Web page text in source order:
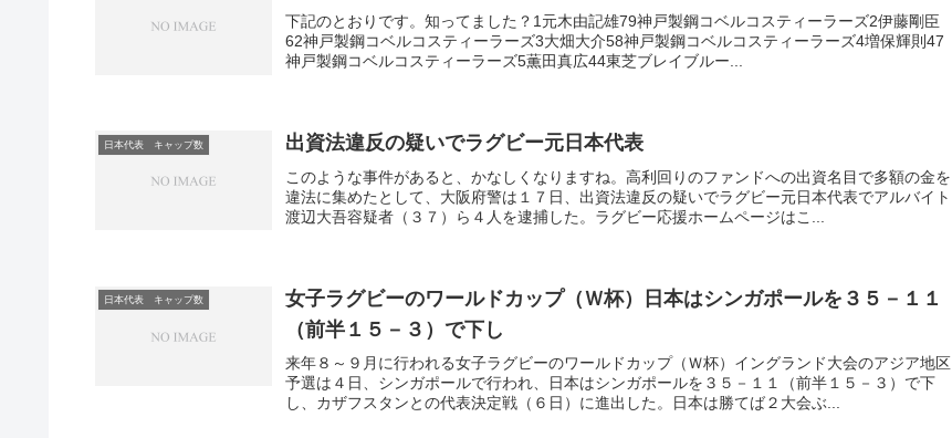
下記のとおりです。知ってました？1元木由記雄79神戸製鋼コベルコスティーラーズ2伊藤剛臣
62神戸製鋼コベルコスティーラーズ3大畑大介58神戸製鋼コベルコスティーラーズ4増保輝則47
神戸製鋼コベルコスティーラーズ5薫田真広44東芝ブレイブルー...
日本代表 キャップ数 出資法違反の疑いでラグビー元日本代表
このような事件があると、かなしくなりますね。高利回りのファンドへの出資名目で多額の金を
違法に集めたとして、大阪府警は１７日、出資法違反の疑いでラグビー元日本代表でアルバイト
渡辺大吾容疑者（３７）ら４人を逮捕した。ラグビー応援ホームページはこ...
日本代表 キャップ数
女子ラグビーのワールドカップ（Ｗ杯）日本はシンガポールを３５－１１
（前半１５－３）で下し
来年８～９月に行われる女子ラグビーのワールドカップ（Ｗ杯）イングランド大会のアジア地区
予選は４日、シンガポールで行われ、日本はシンガポールを３５－１１（前半１５－３）で下
し、カザフスタンとの代表決定戦（６日）に進出した。日本は勝てば２大会ぶ...